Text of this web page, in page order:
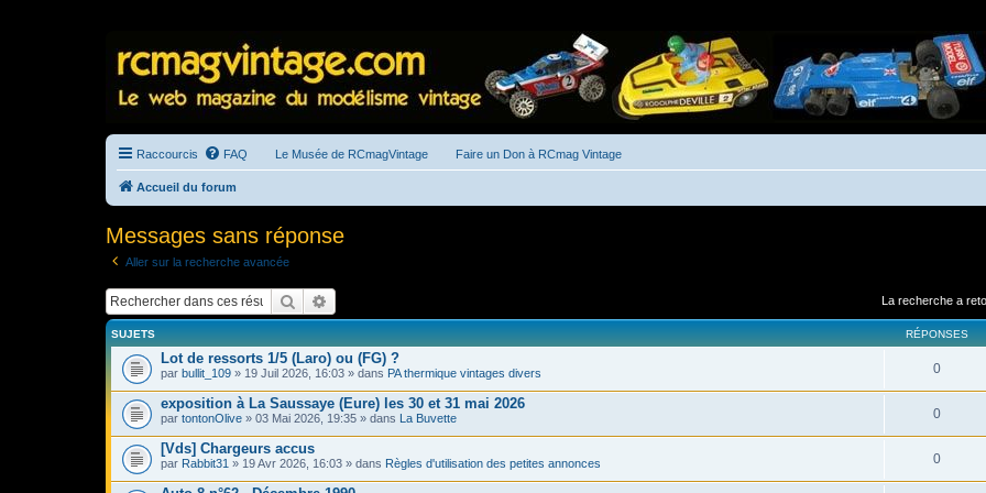
Raccourcis FAQ Le Musée de RCmagVintage Faire un Don à RCmag Vintage
Accueil du forum
Messages sans réponse
Aller sur la recherche avancée
Rechercher La recherche a
SUJETS RÉPONSES
Lot de ressorts 1/5 (Laro) ou (FG) ?
par bullit_109 » 19 Juil 2026, 16:03 » dans PA thermique vintages divers 0
exposition à La Saussaye (Eure) les 30 et 31 mai 2026
par tontonOlive » 03 Mai 2026, 19:35 » dans La Buvette 0
[Vds] Chargeurs accus
par Rabbit31 » 19 Avr 2026, 16:03 » dans Règles d'utilisation des petites annonces 0